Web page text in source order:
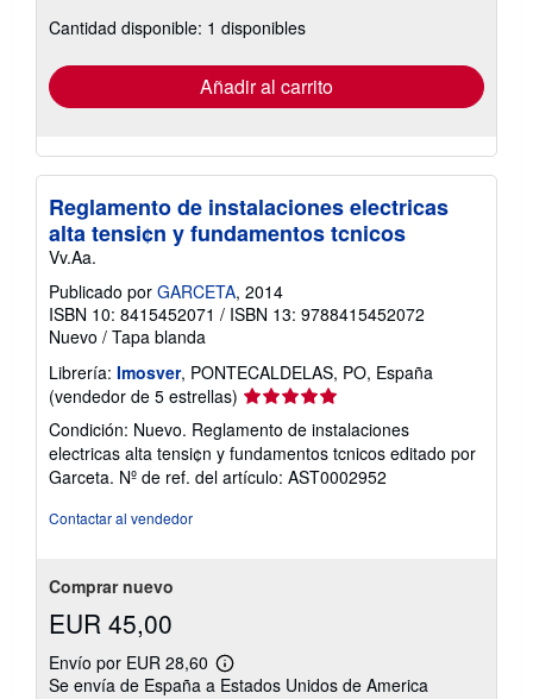
las
tarifas
envío
Cantidad disponible: 1 disponibles
Añadir al carrito
Reglamento de instalaciones electricas
alta tensi¢n y fundamentos tcnicos
Vv.Aa.
Publicado por GARCETA, 2014
ISBN 10: 8415452071 / ISBN 13: 9788415452072
Nuevo / Tapa blanda
Librería: Imosver, PONTECALDELAS, PO, España
(vendedor de 5 estrellas) Calificación
vendedor:
5
de
Condición: Nuevo. Reglamento de instalaciones
electricas alta tensi¢n y fundamentos tcnicos editado por
Garceta. Nº de ref. del artículo: AST0002952
Contactar al vendedor
Comprar nuevo
EUR 45,00
Envío por EUR 28,60
Más
información
Se envía de España a Estados Unidos de America